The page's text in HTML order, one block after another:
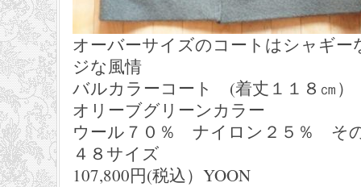
オーバーサイズのコートはシャギ
ジな風情
バルカラーコート (着丈１１８㎝）
オリーブグリーンカラー
ウール７０％ ナイロン２５％ そ
４８サイズ
107,800円(税込）YOON